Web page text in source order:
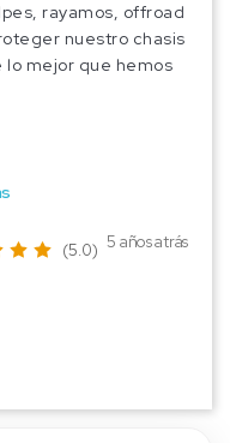
rayamos, offroad
nuestro chasis
lo mejor que hemos
(5.0) 5 años atrás